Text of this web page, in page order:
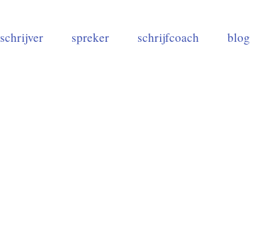
schrijver spreker schrijfcoach blog